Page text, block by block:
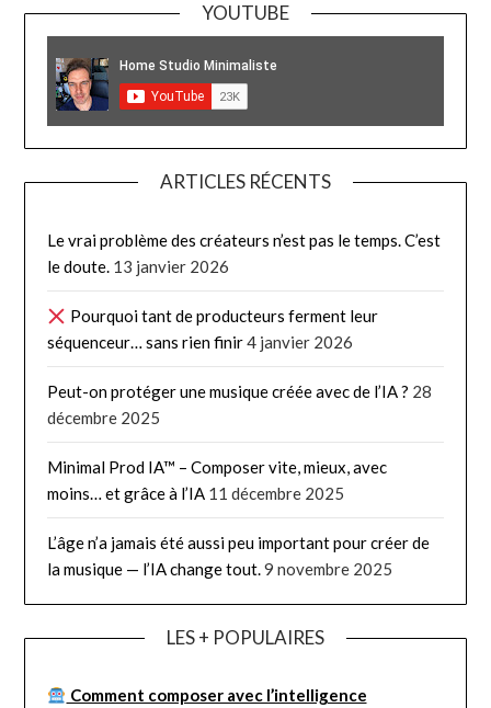
YOUTUBE
ARTICLES RÉCENTS
Le vrai problème des créateurs n’est pas le temps. C’est
le doute. 13 janvier 2026
Pourquoi tant de producteurs ferment leur
séquenceur… sans rien finir4 janvier 2026
Peut-on protéger une musique créée avec de l’IA ? 28
décembre 2025
Minimal Prod IA™ – Composer vite, mieux, avec
moins… et grâce à l’IA 11 décembre 2025
L’âge n’a jamais été aussi peu important pour créer de
la musique — l’IA change tout.9 novembre 2025
LES + POPULAIRES
Comment composer avec l’intelligence